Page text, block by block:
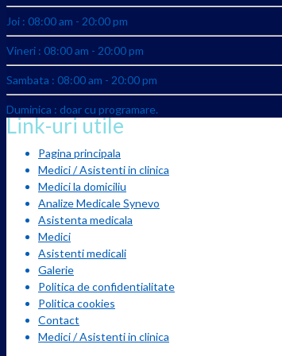
Joi : 08:00 am - 20:00 pm
Vineri : 08:00 am - 20:00 pm
Sambata : 08:00 am - 20:00 pm
Duminica : doar cu programare.
Link-uri utile
Pagina principala
Medici / Asistenti in clinica
Medici la domiciliu
Analize Medicale Synevo
Asistenta medicala
Medici
Asistenti medicali
Galerie
Politica de confidentialitate
Politica cookies
Contact
Medici / Asistenti in clinica